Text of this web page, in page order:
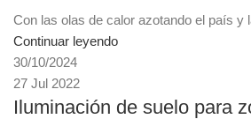
Con las olas de calor azotando el país y
Continuar leyendo
30/10/2024
27 Jul 2022
Iluminación de suelo para